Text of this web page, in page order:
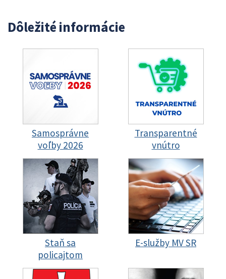
Dôležité informácie
Samosprávne
voľby 2026
Transparentné
vnútro
Staň sa
policajtom
E-služby MV SR